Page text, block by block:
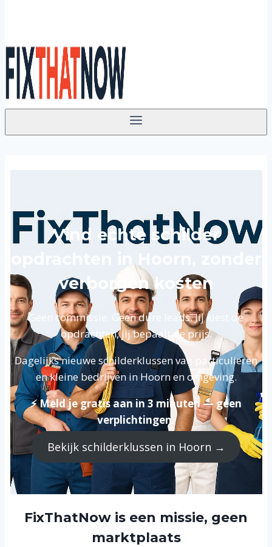
Vind echte schilder
verborgen kosten
Geen commissie. Geen dure leads. Jij kiest de
opdrachten, jij bepaalt de prijs.
Dagelijks nieuwe schilderklussen van particulieren
en kleine bedrijven in Hoorn en omgeving.
⚡ Meld je gratis aan in 3 minuten — geen
verplichtingen.
Bekijk schilderklussen in Hoorn →
FixThatNow is een missie, geen
marktplaats